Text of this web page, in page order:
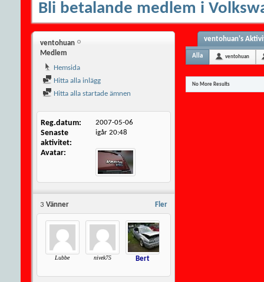
Bli betalande medlem i
ventohuan
Medlem
Hemsida
Hitta alla inlägg
Hitta alla startade ämnen
Reg.datum 2007-05-06
Senaste
aktivitet
igår 20:48
Avatar
Fler
3 Vänner
Lubbe nivek75 Bert
ventohuan's
Alla ventohuan
No More Results